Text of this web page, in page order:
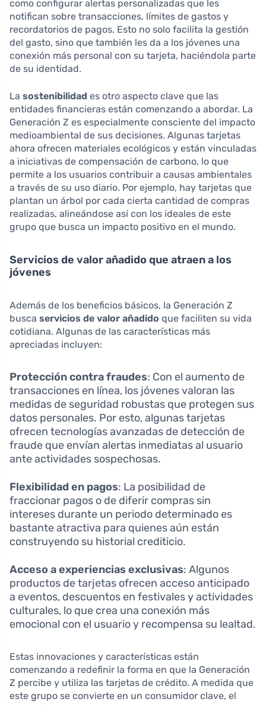
como configurar alertas personalizadas que les
notifican sobre transacciones, límites de gastos y
recordatorios de pagos. Esto no solo facilita la gestión
del gasto, sino que también les da a los jóvenes una
conexión más personal con su tarjeta, haciéndola parte
de su identidad.
La sostenibilidad es otro aspecto clave que las
entidades financieras están comenzando a abordar. La
Generación Z es especialmente consciente del impacto
medioambiental de sus decisiones. Algunas tarjetas
ahora ofrecen materiales ecológicos y están vinculadas
a iniciativas de compensación de carbono, lo que
permite a los usuarios contribuir a causas ambientales
a través de su uso diario. Por ejemplo, hay tarjetas que
plantan un árbol por cada cierta cantidad de compras
realizadas, alineándose así con los ideales de este
grupo que busca un impacto positivo en el mundo.
Servicios de valor añadido que atraen a los
jóvenes
Además de los beneficios básicos, la Generación Z
busca servicios de valor añadido que faciliten su vida
cotidiana. Algunas de las características más
apreciadas incluyen:
Protección contra fraudes: Con el aumento de
transacciones en línea, los jóvenes valoran las
medidas de seguridad robustas que protegen sus
datos personales. Por esto, algunas tarjetas
ofrecen tecnologías avanzadas de detección de
fraude que envían alertas inmediatas al usuario
ante actividades sospechosas.
Flexibilidad en pagos: La posibilidad de
fraccionar pagos o de diferir compras sin
intereses durante un periodo determinado es
bastante atractiva para quienes aún están
construyendo su historial crediticio.
Acceso a experiencias exclusivas: Algunos
productos de tarjetas ofrecen acceso anticipado
a eventos, descuentos en festivales y actividades
culturales, lo que crea una conexión más
emocional con el usuario y recompensa su lealtad.
Estas innovaciones y características están
comenzando a redefinir la forma en que la Generación
Z percibe y utiliza las tarjetas de crédito. A medida que
este grupo se convierte en un consumidor clave, el